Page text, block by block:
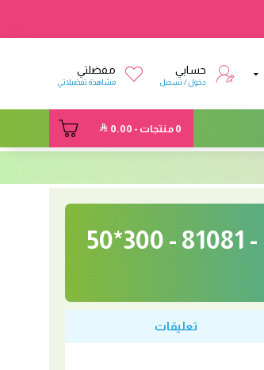
حسابي
دخول / تسجيل
مفضلتي
مشاهدة تفضيلاتي
0 منتجات - 0.00
خلفيات تخرج قماشي - 81081 - 300*50
تعليقات